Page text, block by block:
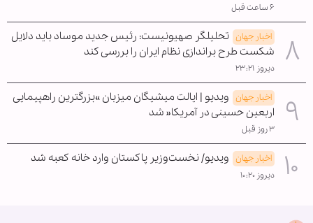
۶ ساعت قبل
اخبار جهان تحلیلگر صهیونیست: رئیس جدید موساد باید دلایل
شکست طرح براندازی نظام ایران را بررسی کند
دیروز ۲۳:۲۱
اخبار جهان ویدیو | ایالت میشیگان میزبان »بزرگترین راهپیمایی
اربعین حسینی در آمریکا« شد
۳ روز قبل
اخبار جهان ویدیو/ نخست‌وزیر پاکستان وارد خانه کعبه شد
دیروز ۱۰:۲۰